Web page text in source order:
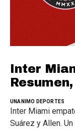
Inter
UNANIMO DEPORTES
Inter Miami
Suárez y Allen.